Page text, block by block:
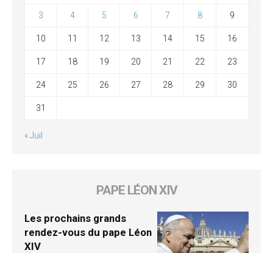
3 4 5 6 7 8 9
10 11 12 13 14 15 16
17 18 19 20 21 22 23
24 25 26 27 28 29 30
31
« Juil
PAPE LÉON XIV
Les prochains grands
rendez-vous du pape Léon
XIV